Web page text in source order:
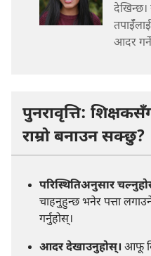
देखिन्छ।
आदर
पुनरावृत्ति:
राम्रो बनाउन सक्छु?
परिस्थितिअनुसार
चाहनुहुन्छ भनेर पत्ता
गर्नुहोस्‌।
आदर देखाउनुहोस्‌। आफू